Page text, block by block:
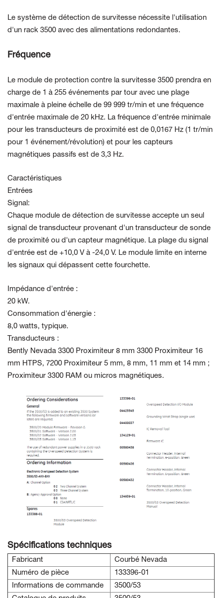
Le système de détection de survitesse nécessite l'utilisation
d'un rack 3500 avec des alimentations redondantes.
Fréquence
Le module de protection contre la survitesse 3500 prendra en
charge de 1 à 255 événements par tour avec une plage
maximale à pleine échelle de 99 999 tr/min et une fréquence
d'entrée maximale de 20 kHz. La fréquence d'entrée minimale
pour les transducteurs de proximité est de 0,0167 Hz (1 tr/min
pour 1 événement/révolution) et pour les capteurs
magnétiques passifs est de 3,3 Hz.
Caractéristiques
Entrées
Signal:
Chaque module de détection de survitesse accepte un seul
signal de transducteur provenant d'un transducteur de sonde
de proximité ou d'un capteur magnétique. La plage du signal
d'entrée est de +10,0 V à -24,0 V. Le module limite en interne
les signaux qui dépassent cette fourchette.
Impédance d'entrée :
20 kW.
Consommation d'énergie :
8,0 watts, typique.
Transducteurs :
Bently Nevada 3300 Proximiteur 8 mm 3300 Proximiteur 16
mm HTPS, 7200 Proximiteur 5 mm, 8 mm, 11 mm et 14 mm ;
Proximiteur 3300 RAM ou micros magnétiques.
Spécifications techniques
Fabricant
Courbé Nevada
Numéro de pièce
133396-01
Informations de commande
3500/53